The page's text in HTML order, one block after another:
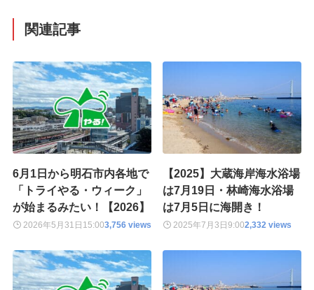
関連記事
6月1日から明石市内各地で
「トライやる・ウィーク」
が始まるみたい！【2026】
2026年5月31日 15:003,756 views
【2025】大蔵海岸海水浴場
は7月19日・林崎海水浴場
は7月5日に海開き！
2025年7月3日9:002,332 views